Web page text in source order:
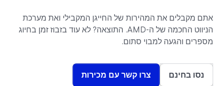
אתם מקבלים את המהירות של החייגן המקבילי ואת מערכת
הניווט החכמה של ה-AMD. התוצאה? לא עוד בזבוז זמן בחיוג
מספרים והגעה למבוי סתום.
נסו בחינם צרו קשר עם מכירות